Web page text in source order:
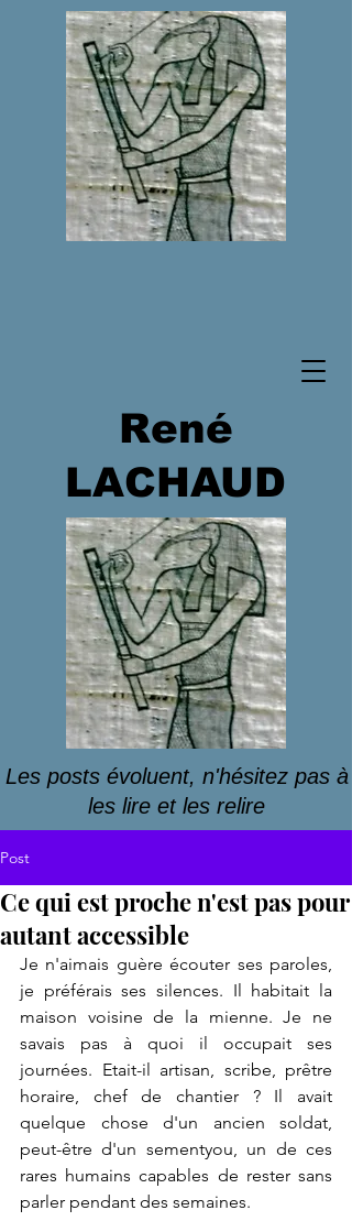
René
LACHAUD
Les posts évoluent, n'hésitez pas à
les lire et les relire
Post
Ce qui est proche n'est pas pour
autant accessible
Je n'aimais guère écouter ses paroles,
je préférais ses silences. Il habitait la
maison voisine de la mienne. Je ne
savais pas à quoi il occupait ses
journées. Etait-il artisan, scribe, prêtre
horaire, chef de chantier ? Il avait
quelque chose d'un ancien soldat,
peut-être d'un sementyou, un de ces
rares humains capables de rester sans
parler pendant des semaines.